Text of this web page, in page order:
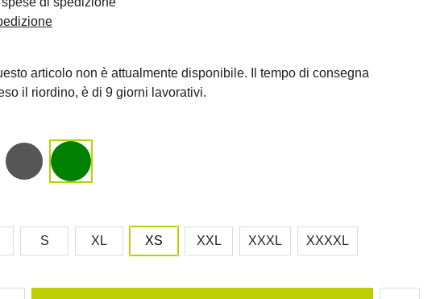
articolo non è attualmente disponibile. Il tempo di consegna
il riordino, è di 9 giorni lavorativi.
S XL XS XXL XXXL XXXXL